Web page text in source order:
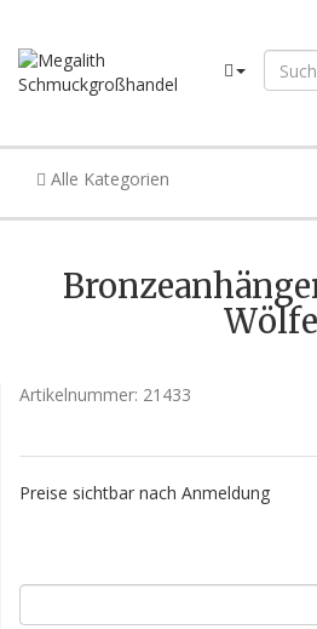
Alle Kategorien
Wölfe
Artikelnummer: 21433
Preise sichtbar nach Anmeldung